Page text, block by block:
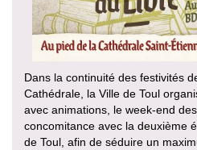
Dans la continuité des festivités
Cathédrale, la Ville de Toul
avec animations, le week-end
concomitance avec la deuxième
de Toul, afin de séduire un